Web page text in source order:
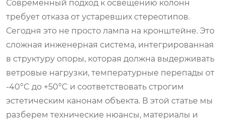
Современный подход к освещению колонн
требует отказа от устаревших стереотипов.
Сегодня это не просто лампа на кронштейне. Это
сложная инженерная система, интегрированная
в структуру опоры, которая должна выдерживать
ветровые нагрузки, температурные перепады от
-40°C до +50°C и соответствовать строгим
эстетическим канонам объекта. В этой статье мы
разберем технические нюансы, материалы и